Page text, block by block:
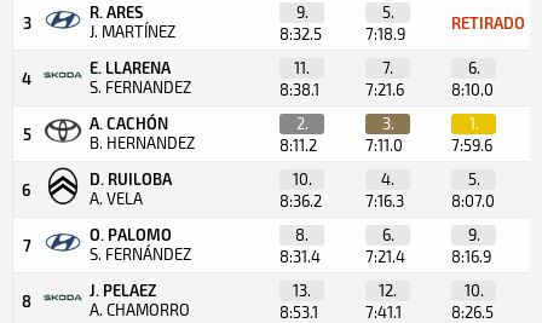
3
R. ARES
J. MARTÍNEZ
9.
8:32.5
5.
7:18.9
RETIRADO
4
E. LLARENA
S. FERNANDEZ
11.
8:38.1
7.
7:21.6
6.
8:10.0
5
A. CACHÓN
B. HERNANDEZ
2.
8:11.2
3.
7:11.0
1.
7:59.6
6
D. RUILOBA
A. VELA
10.
8:36.2
4.
7:16.3
5.
8:07.0
7
O. PALOMO
S. FERNÁNDEZ
8.
8:31.4
6.
7:21.4
9.
8:16.9
8
J. PELAEZ
A. CHAMORRO
13.
8:53.1
12.
7:41.1
10.
8:26.5